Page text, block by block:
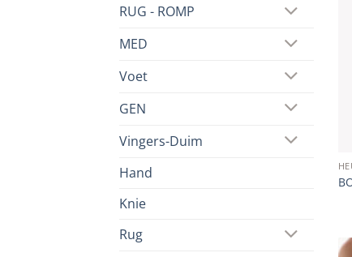
RUG - ROMP
MED
Voet
GEN
Vingers-Duim
Hand
Knie
Rug